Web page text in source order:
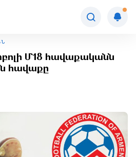
Մ18 հավաքականն
հավաքը